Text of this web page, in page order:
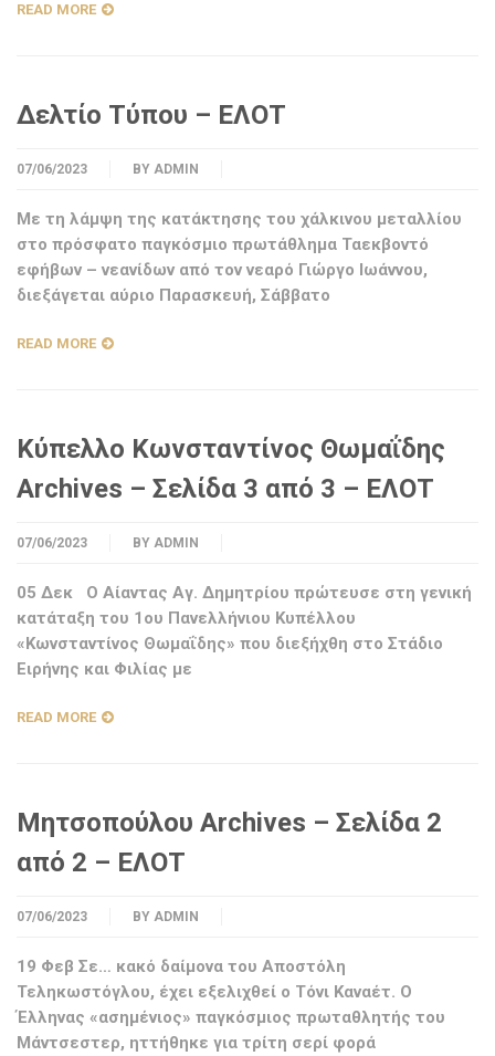
READ MORE
Δελτίο Τύπου – ΕΛΟΤ
07/06/2023 BY ADMIN
Με τη λάμψη της κατάκτησης του χάλκινου μεταλλίου
στο πρόσφατο παγκόσμιο πρωτάθλημα Ταεκβοντό
εφήβων – νεανίδων από τον νεαρό Γιώργο Ιωάννου,
διεξάγεται αύριο Παρασκευή, Σάββατο
READ MORE
Κύπελλο Κωνσταντίνος Θωμαΐδης
Archives – Σελίδα 3 από 3 – ΕΛΟΤ
07/06/2023 BY ADMIN
05 Δεκ Ο Αίαντας Αγ. Δημητρίου πρώτευσε στη γενική
κατάταξη του 1ου Πανελλήνιου Κυπέλλου
«Κωνσταντίνος Θωμαΐδης» που διεξήχθη στο Στάδιο
Ειρήνης και Φιλίας με
READ MORE
Μητσοπούλου Archives – Σελίδα 2
από 2 – ΕΛΟΤ
07/06/2023 BY ADMIN
19 Φεβ Σε… κακό δαίμονα του Αποστόλη
Τεληκωστόγλου, έχει εξελιχθεί ο Τόνι Καναέτ. Ο
Έλληνας «ασημένιος» παγκόσμιος πρωταθλητής του
Μάντσεστερ, ηττήθηκε για τρίτη σερί φορά